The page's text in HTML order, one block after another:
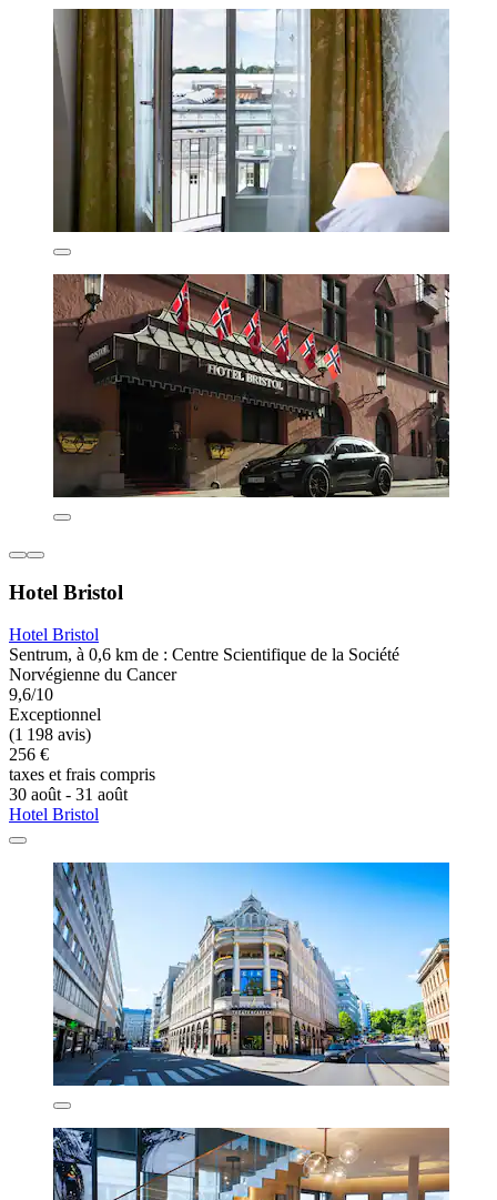
Hotel Bristol
Hotel Bristol
Sentrum, à 0,6 km de : Centre Scientifique de la Société
Norvégienne du Cancer
9,6/10
Exceptionnel
(1 198 avis)
256 €
taxes et frais compris
30 août - 31 août
Hotel Bristol